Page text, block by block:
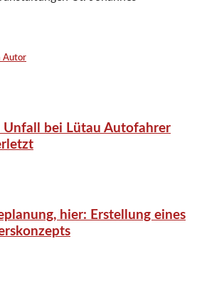
Autor
Unfall bei Lütau Autofahrer
hier: Erstellung eines